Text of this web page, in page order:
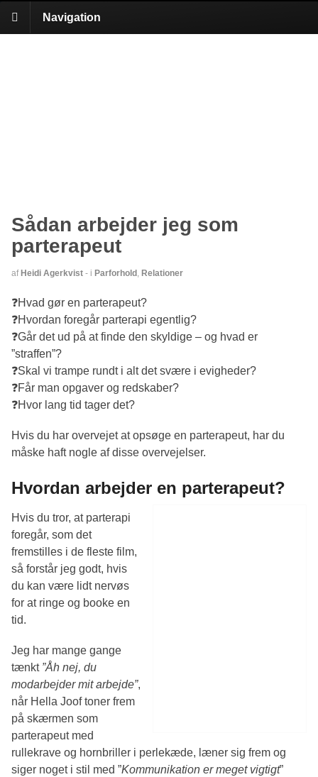
Navigation
Sådan arbejder jeg som
parterapeut
af Heidi Agerkvist - i Parforhold Relationer
❓Hvad gør en parterapeut?
❓Hvordan foregår parterapi egentlig?
❓Går det ud på at finde den skyldige – og hvad er
”straffen”?
❓Skal vi trampe rundt i alt det svære i evigheder?
❓Får man opgaver og redskaber?
❓Hvor lang tid tager det?
Hvis du har overvejet at opsøge en parterapeut, har du
måske haft nogle af disse overvejelser.
Hvordan arbejder en parterapeut?
Hvis du tror, at parterapi
foregår, som det
fremstilles i de fleste film,
så forstår jeg godt, hvis
du kan være lidt nervøs
for at ringe og booke en
tid.
Jeg har mange gange
tænkt ”Åh nej, du
modarbejder mit arbejde”,
når Hella Joof toner frem
på skærmen som
parterapeut med
rullekrave og hornbriller i perlekæde, læner sig frem og
siger noget i stil med ”Kommunikation er meget vigtigt”